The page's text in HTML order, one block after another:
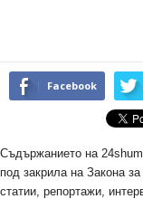
Facebook
Съдържанието на
под закрила на Закона
статии, репортажи,